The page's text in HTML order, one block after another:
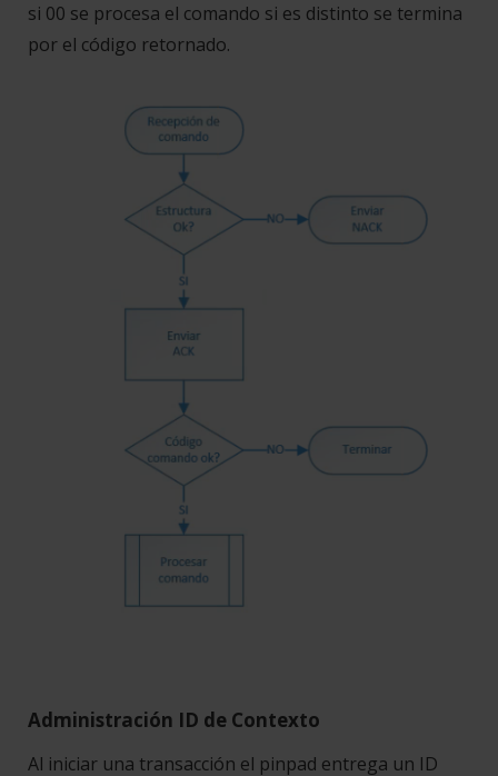
si 00 se procesa el comando si es distinto se termina
por el código retornado.
Administración ID de Contexto
Al iniciar una transacción el pinpad entrega un ID